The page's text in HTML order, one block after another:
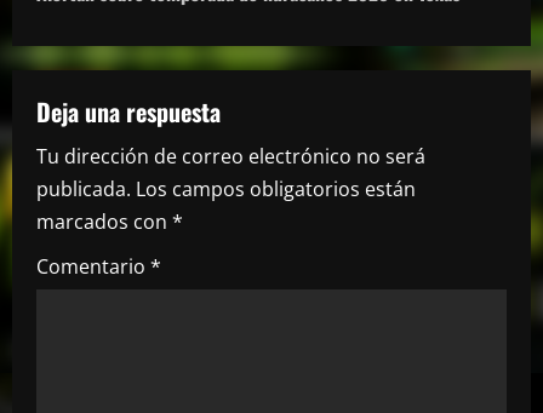
g
a
c
i
ó
n
Deja una respuesta
Tu dirección de correo electrónico no será
publicada. Los campos obligatorios están
marcados con *
Comentario *